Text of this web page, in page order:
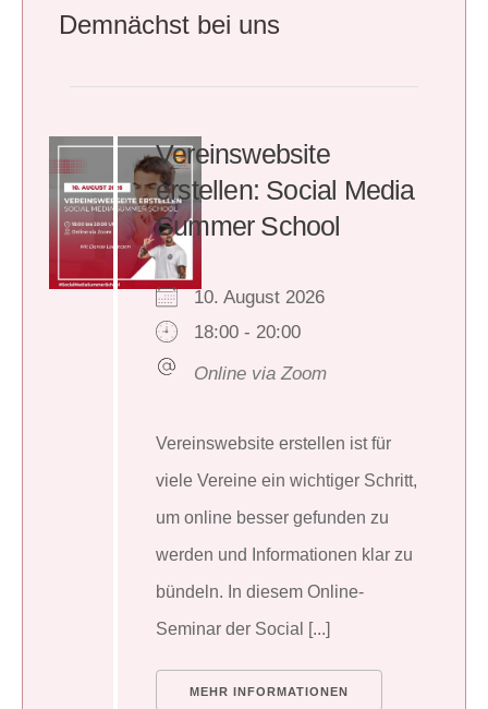
Demnächst bei uns
Vereinswebsite
erstellen: Social Media
Summer School
10. August 2026
18:00 - 20:00
Online via Zoom
Vereinswebsite erstellen ist für
viele Vereine ein wichtiger Schritt,
um online besser gefunden zu
werden und Informationen klar zu
bündeln. In diesem Online-
Seminar der Social [...]
MEHR INFORMATIONEN